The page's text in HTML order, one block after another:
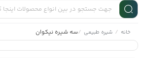
خانه / شیره طبیعی /سه شیره نیکوان